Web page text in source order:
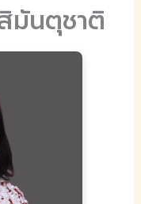
มันตุชาติ